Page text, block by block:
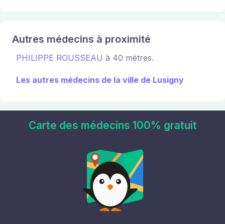
Autres médecins à proximité
PHILIPPE ROUSSEAU à 40 mètres.
Les autres médecins de la ville de Lusigny
Carte des médecins 100% gratuit